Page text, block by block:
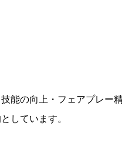
能の向上・フェアプレー
しています。